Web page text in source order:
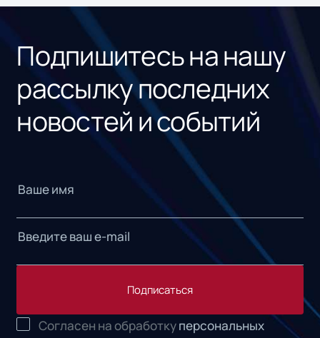
Подпишитесь на нашу
рассылку последних
новостей и событий
Подписаться
Согласен на обработкуперсональных